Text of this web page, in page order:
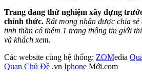
Trang đang thử nghiệm xây dựng
chính thức. Rất mong nhận được chia
tinh thần có thêm 1 trang thông tin giới
và khách xem.
Các website cùng hệ thống: ZOMedia
Quan Chủ Đề .vn Iphone Mới.com